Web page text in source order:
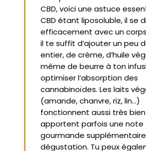
CBD, voici une astuce
CBD étant liposoluble, il se
efficacement avec un corps
il te suffit d’ajouter un peu
entier, de crème, d’huile
même de beurre à ton
optimiser l’absorption des
cannabinoïdes. Les laits
(amande, chanvre, riz, lin...)
fonctionnent aussi très
apportent parfois une note
gourmande
dégustation. Tu peux